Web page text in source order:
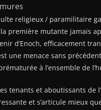
religieux / paramilitaire
première mutante jamais
d’Enoch, efficacement
une menace sans
à l’ensemble de
tenants et aboutissants de
et s’articule mieux